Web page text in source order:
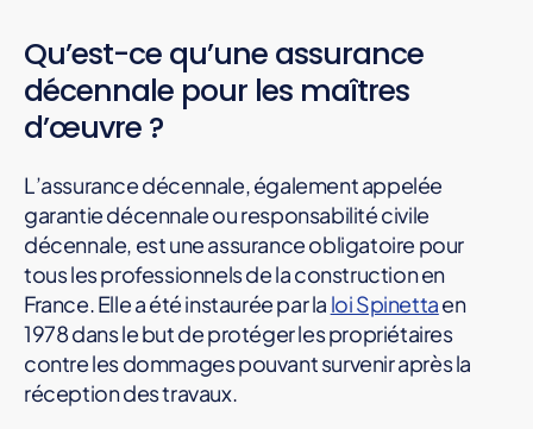
Qu’est-ce qu’une assurance
décennale pour les maîtres
d’œuvre ?
L’assurance décennale, également appelée
garantie décennale ou responsabilité civile
décennale, est une assurance obligatoire pour
tous les professionnels de la construction en
France. Elle a été instaurée par la loi Spinettaen
1978 dans le but de protéger les propriétaires
contre les dommages pouvant survenir après la
réception des travaux.